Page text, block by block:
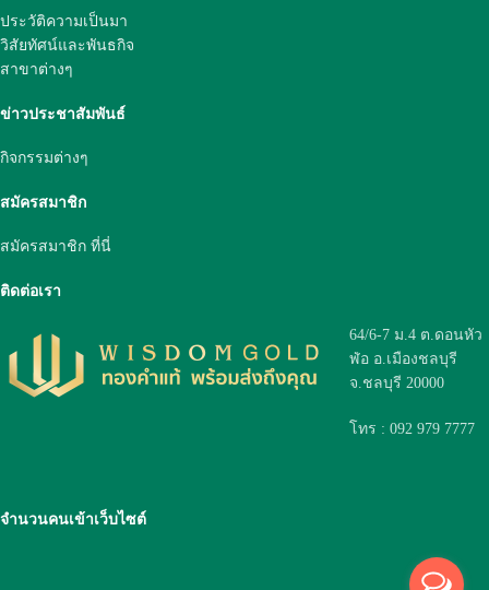
ประวัติความเป็นมา
วิสัยทัศน์และพันธกิจ
สาขาต่างๆ
ข่าวประชาสัมพันธ์
กิจกรรมต่างๆ
สมัครสมาชิก
สมัครสมาชิก ที่นี่
ติดต่อเรา
64/6-7 ม.4 ต.ดอนหัว
ฬ่อ อ.เมืองชลบุรี
จ.ชลบุรี 20000
โทร : 092 979 7777
จำนวนคนเข้าเว็บไซต์